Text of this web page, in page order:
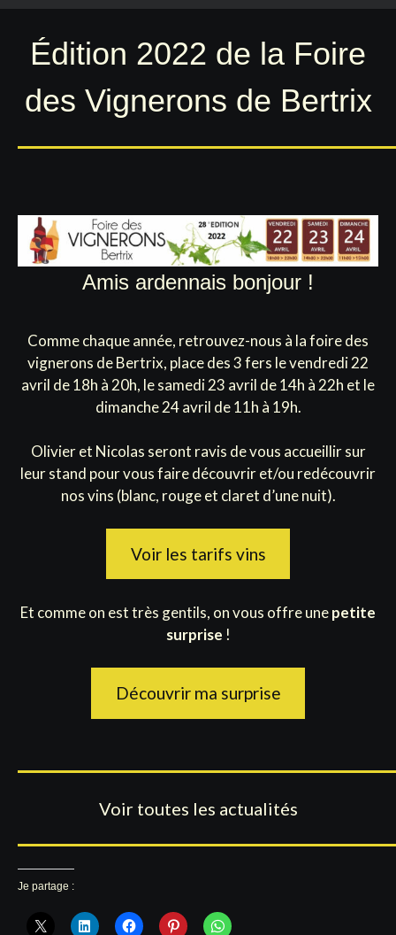
Édition 2022 de la Foire
des Vignerons de Bertrix
Amis ardennais bonjour !
Comme chaque année, retrouvez-nous à la foire des
vignerons de Bertrix, place des 3 fers le vendredi 22
avril de 18h à 20h, le samedi 23 avril de 14h à 22h et le
dimanche 24 avril de 11h à 19h.
Olivier et Nicolas seront ravis de vous accueillir sur
leur stand pour vous faire découvrir et/ou redécouvrir
nos vins (blanc, rouge et claret d’une nuit).
Voir les tarifs vins
Et comme on est très gentils, on vous offre unepetite
surprise !
Découvrir ma surprise
Voir toutes les actualités
Je partage :